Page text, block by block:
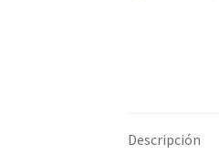
Descripción